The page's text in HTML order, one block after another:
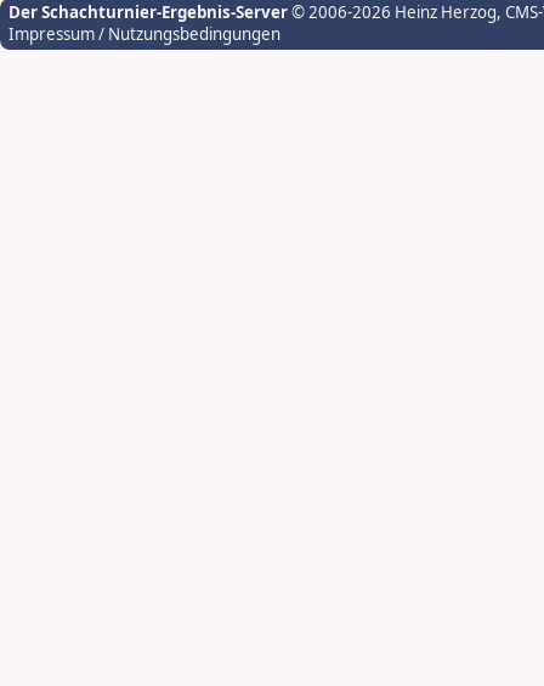
Der Schachturnier-Ergebnis-Server© 2006-2026 Heinz Herzog,
Impressum / Nutzungsbedingungen